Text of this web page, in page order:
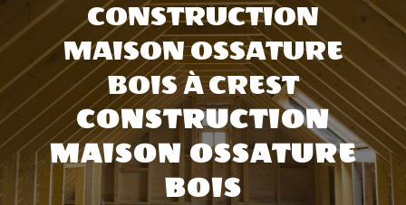
CONSTRUCTION
MAISON OSSATURE
BOIS À CREST
CONSTRUCTION
MAISON OSSATURE
BOIS